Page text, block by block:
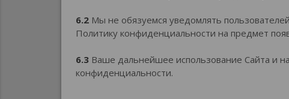
6.2 Мы не обязуемся уведомлять
Политику конфиденциальности на предмет
6.3 Ваше дальнейшее использование Сайта и
конфиденциальности.